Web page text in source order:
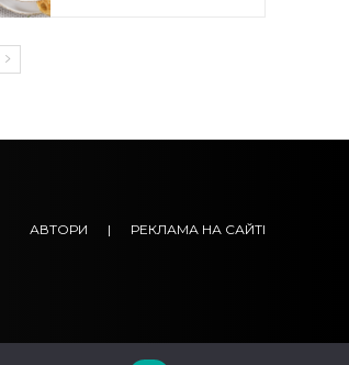
АВТОРИ | РЕКЛАМА НА САЙТІ